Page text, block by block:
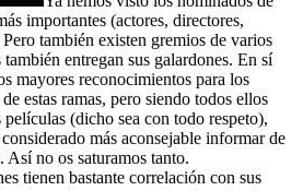
importantes (actores, directores,
también existen gremios de varios
entregan sus galardones. En sí
mayores reconocimientos para los
estas ramas, pero siendo todos ellos
(dicho sea con todo respeto),
más aconsejable informar de
Así no os saturamos tanto.
tienen bastante correlación con sus